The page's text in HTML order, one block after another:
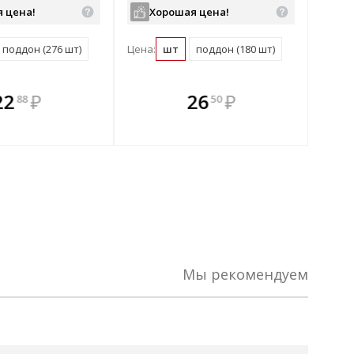
цена!
поддон (276 шт)
88 ₽
В комплекте
всегда выгоднее!
Хорошая цена!
Цена: шт поддон (180 шт)
комплекте
выгоднее!
2650 ₽
Мы рекомендуем